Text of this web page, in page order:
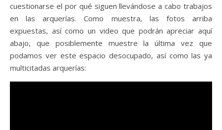
cuestionarse el por qué siguen llevándose a cabo trabajos
en las arquerías. Como muestra, las fotos arriba
expuestas, así como un video que podrán apreciar aquí
abajo, que posiblemente muestre la última vez que
podamos ver este espacio desocupado, así como las ya
multicitadas arquerías: